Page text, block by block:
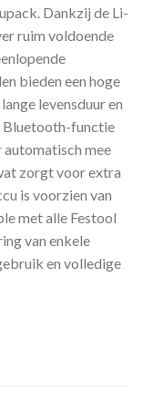
Dankzij de Li-
ruim voldoende
bieden een hoge
levensduur en
Bluetooth-functie
mee
zorgt voor extra
is voorzien van
met alle Festool
van enkele
en volledige